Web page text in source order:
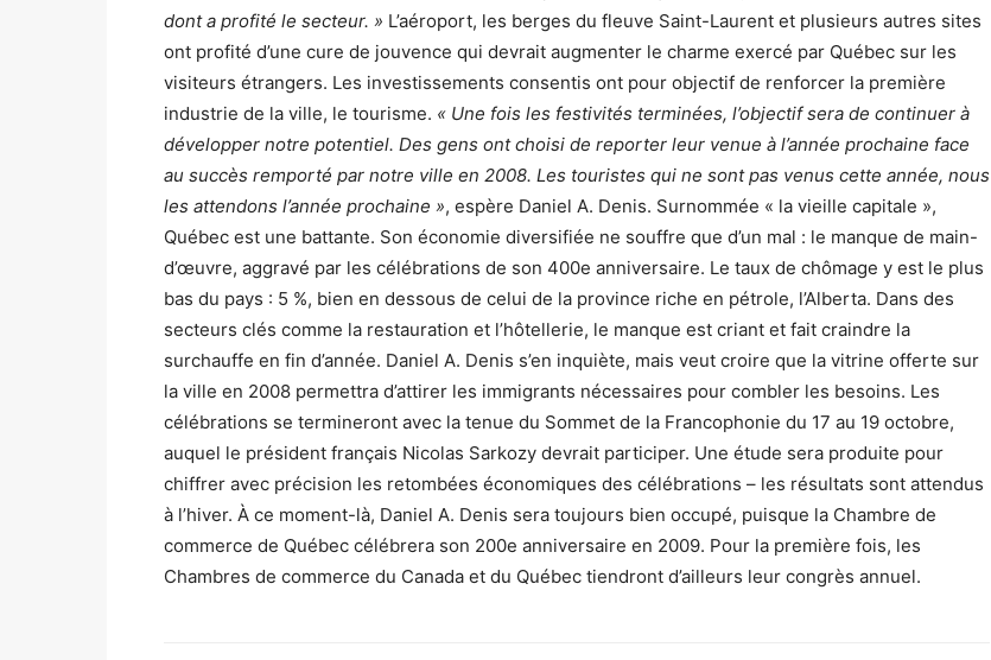
dont a profité le secteur. » L’aéroport, les berges du fleuve Saint-Laurent et plusieurs autres sites
ont profité d’une cure de jouvence qui devrait augmenter le charme exercé par Québec sur les
visiteurs étrangers. Les investissements consentis ont pour objectif de renforcer la première
industrie de la ville, le tourisme. « Une fois les festivités terminées, l’objectif sera de continuer à
développer notre potentiel. Des gens ont choisi de reporter leur venue à l’année prochaine face
au succès remporté par notre ville en 2008. Les touristes qui ne sont pas venus cette année, nous
les attendons l’année prochaine », espère Daniel A. Denis. Surnommée « la vieille capitale »,
Québec est une battante. Son économie diversifiée ne souffre que d’un mal : le manque de main-
d’œuvre, aggravé par les célébrations de son 400e anniversaire. Le taux de chômage y est le plus
bas du pays : 5 %, bien en dessous de celui de la province riche en pétrole, l’Alberta. Dans des
secteurs clés comme la restauration et l’hôtellerie, le manque est criant et fait craindre la
surchauffe en fin d’année. Daniel A. Denis s’en inquiète, mais veut croire que la vitrine offerte sur
la ville en 2008 permettra d’attirer les immigrants nécessaires pour combler les besoins. Les
célébrations se termineront avec la tenue du Sommet de la Francophonie du 17 au 19 octobre,
auquel le président français Nicolas Sarkozy devrait participer. Une étude sera produite pour
chiffrer avec précision les retombées économiques des célébrations – les résultats sont attendus
à l’hiver. À ce moment-là, Daniel A. Denis sera toujours bien occupé, puisque la Chambre de
commerce de Québec célébrera son 200e anniversaire en 2009. Pour la première fois, les
Chambres de commerce du Canada et du Québec tiendront d’ailleurs leur congrès annuel.